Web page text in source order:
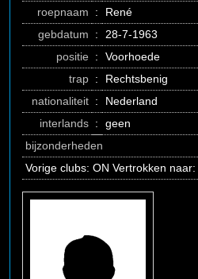
roepnaam
:
René
gebdatum
:
28-7-1963
positie :
Voorhoede
trap :
Rechtsbenig
nationaliteit :
Nederland
interlands :
geen
bijzonderheden
Vorige clubs: ON Vertrokken naar: